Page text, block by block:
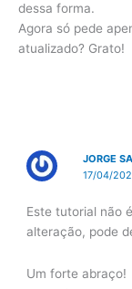
dessa forma.
Agora só pede
atualizado? Grato!
JORGE
17/04/
Este tutorial não
alteração, pode
Um forte abraço!